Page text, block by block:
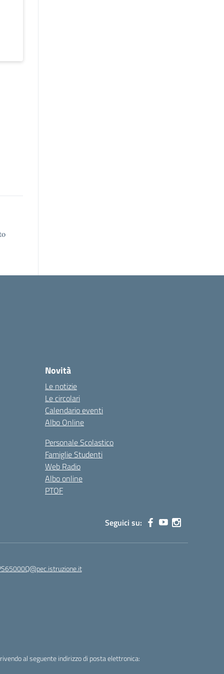
Novità
Le notizie
Le circolari
Calendario eventi
Albo Online
Personale Scolastico
Famiglie Studenti
Web Radio
Albo online
PTOF
Seguici su:
al seguente indirizzo di posta elettronica: